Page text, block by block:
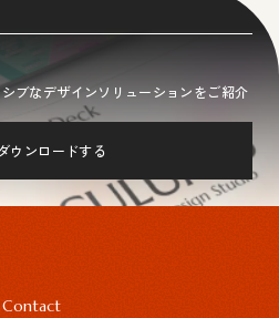
ブなデザインソリューションをご紹介
ウンロードする
Contact